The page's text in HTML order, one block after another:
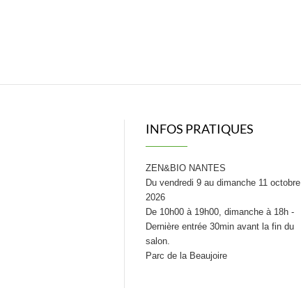
INFOS PRATIQUES
ZEN&BIO NANTES
Du vendredi 9 au dimanche 11 octobre
2026
De 10h00 à 19h00, dimanche à 18h -
Dernière entrée 30min avant la fin du
salon.
Parc de la Beaujoire